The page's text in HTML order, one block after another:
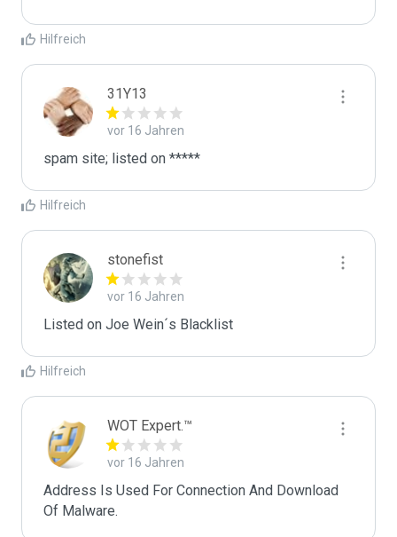
Hilfreich
31Y13
vor 16 Jahren
spam site; listed on *****
Hilfreich
stonefist
vor 16 Jahren
Listed on Joe Wein´s Blacklist
Hilfreich
WOT Expert.™
vor 16 Jahren
Address Is Used For Connection And Download
Of Malware.